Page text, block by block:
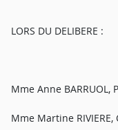
LORS DU DELIBERE :
Mme Anne BARRUOL,
Mme Martine